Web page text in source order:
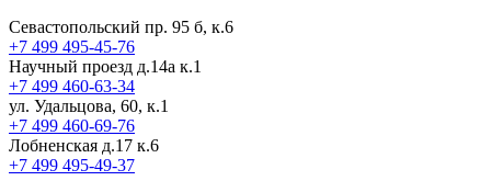
Севастопольский пр. 95 б, к.6
+7 499 495-45-76
Научный проезд д.14а к.1
+7 499 460-63-34
ул. Удальцова, 60, к.1
+7 499 460-69-76
Лобненская д.17 к.6
+7 499 495-49-37